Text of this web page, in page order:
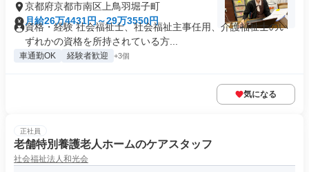
京都府京都市南区上鳥羽堀子町
月給26万4431円～29万3550円
資格・経験 社会福祉士、社会福祉主事任用、介護福祉士のい
ずれかの資格を所持されている方...
車通勤OK 経験者歓迎 +3個
気になる
正社員
老舗特別養護老人ホームのケアスタッフ
社会福祉法人和光会